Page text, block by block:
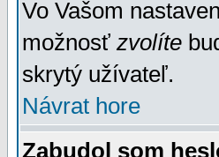
Vo Vašom
možnosť zvolíte
skrytý užívateľ.
Návrat hore
Zabudol som